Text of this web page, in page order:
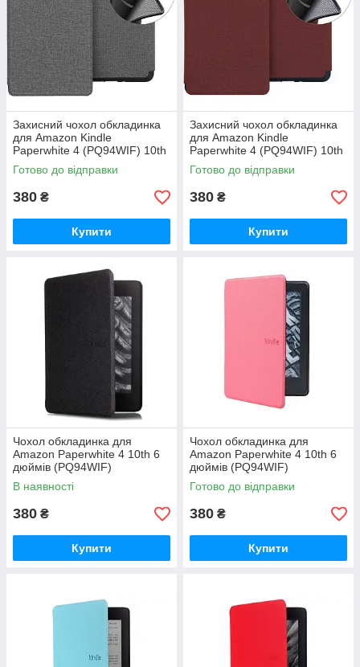
Захисний чохол обкладинка
для Amazon Kindle
Paperwhite 4 (PQ94WIF) 10th
Gen 6 дюймів
Готово до відправки
380 ₴
Купити
Захисний чохол обкладинка
для Amazon Kindle
Paperwhite 4 (PQ94WIF) 10th
Gen 6 дюймів
Готово до відправки
380 ₴
Купити
Чохол обкладинка для
Amazon Paperwhite 4 10th 6
дюймів (PQ94WIF)
В наявності
380 ₴
Купити
Чохол обкладинка для
Amazon Paperwhite 4 10th 6
дюймів (PQ94WIF)
Готово до відправки
380 ₴
Купити